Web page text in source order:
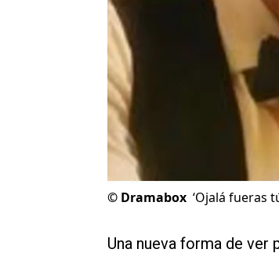
© Dramabox ‘Ojalá fueras
Una nueva forma de